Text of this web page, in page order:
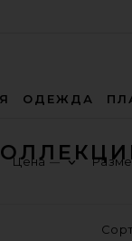
ОДЕЖДА
Цена —